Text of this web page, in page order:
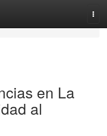
en La
al